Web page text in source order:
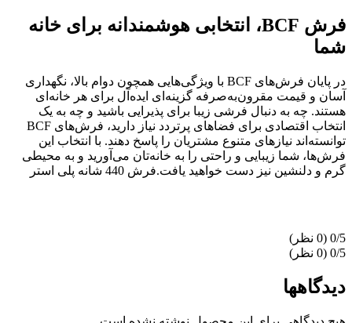
فرش BCF، انتخابی هوشمندانه برای خانه
شما
در پایان فرش‌های BCF با ویژگی‌هایی همچون دوام بالا، نگهداری
آسان و قیمت مقرون‌به‌صرفه گزینه‌ای ایده‌آل برای هر خانه‌ای
هستند. چه به دنبال فرشی زیبا برای پذیرایی باشید و چه به یک
انتخاب اقتصادی برای فضاهای پرتردد نیاز دارید، فرش‌های BCF
توانسته‌اند نیازهای متنوع مشتریان را پاسخ دهند. با انتخاب این
فرش‌ها، شما زیبایی و راحتی را به خانه‌تان می‌آورید و به محیطی
گرم و دلنشین نیز دست خواهید یافت.فرش 440 شانه پلی استر
‫0/5
‫0/5
دیدگاهها